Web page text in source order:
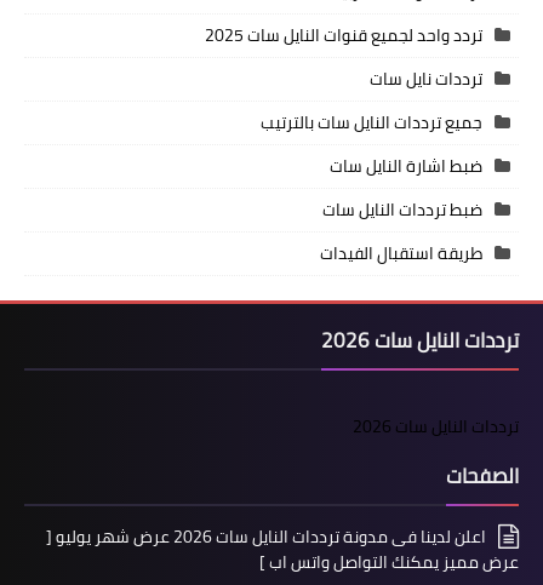
تردد واحد لجميع قنوات النايل سات 2025
ترددات نايل سات
جميع ترددات النايل سات بالترتيب
ضبط اشارة النايل سات
ضبط ترددات النايل سات
طريقة استقبال الفيدات
ترددات النايل سات 2026
ترددات النايل سات 2026
الصفحات
اعلن لدينا فى مدونة ترددات النايل سات 2026 عرض شهر يوليو [
عرض مميز يمكنك التواصل واتس اب ]